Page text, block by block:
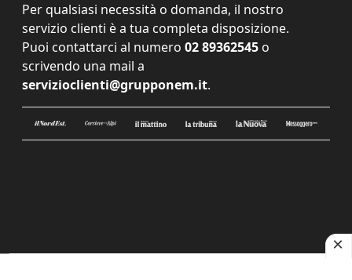
Per qualsiasi necessità o domanda, il nostro
servizio clienti è a tua completa disposizione.
Puoi contattarci al numero 02 89362545 o
scrivendo una mail a
servizioclienti@grupponem.it.